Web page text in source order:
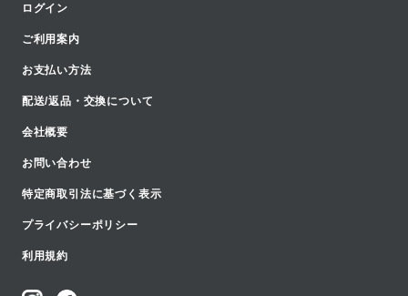
ログイン
ご利用案内
お支払い方法
配送/返品・交換について
会社概要
お問い合わせ
特定商取引法に基づく表示
プライバシーポリシー
利用規約